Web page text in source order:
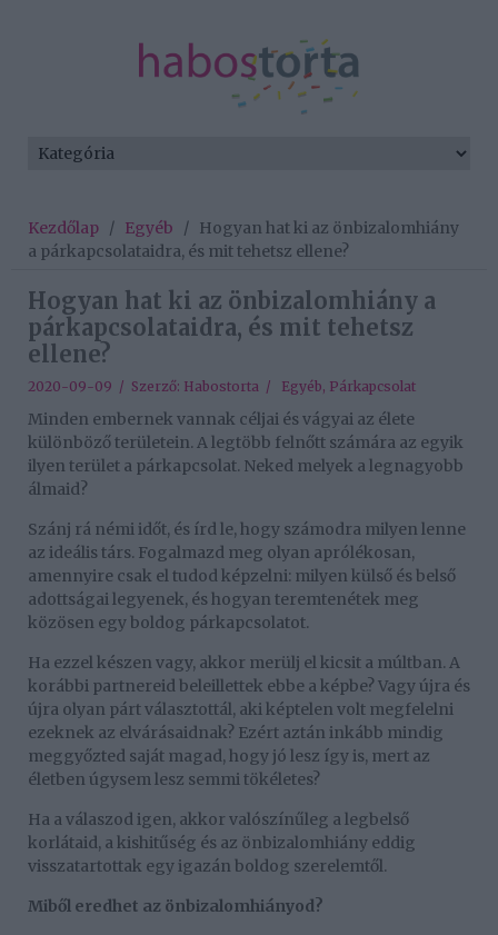
Kezdőlap / Egyéb / Hogyan hat ki az önbizalomhiány
a párkapcsolataidra, és mit tehetsz ellene?
Hogyan hat ki az önbizalomhiány a
párkapcsolataidra, és mit tehetsz
ellene?
2020-09-09 / Szerző: Habostorta / Egyéb, Párkapcsolat
Minden embernek vannak céljai és vágyai az élete
különböző területein. A legtöbb felnőtt számára az egyik
ilyen terület a párkapcsolat. Neked melyek a legnagyobb
álmaid?
Szánj rá némi időt, és írd le, hogy számodra milyen lenne
az ideális társ. Fogalmazd meg olyan aprólékosan,
amennyire csak el tudod képzelni: milyen külső és belső
adottságai legyenek, és hogyan teremtenétek meg
közösen egy boldog párkapcsolatot.
Ha ezzel készen vagy, akkor merülj el kicsit a múltban. A
korábbi partnereid beleillettek ebbe a képbe? Vagy újra és
újra olyan párt választottál, aki képtelen volt megfelelni
ezeknek az elvárásaidnak? Ezért aztán inkább mindig
meggyőzted saját magad, hogy jó lesz így is, mert az
életben úgysem lesz semmi tökéletes?
Ha a válaszod igen, akkor valószínűleg a legbelső
korlátaid, a kishitűség és az önbizalomhiány eddig
visszatartottak egy igazán boldog szerelemtől.
Miből eredhet az önbizalomhiányod?